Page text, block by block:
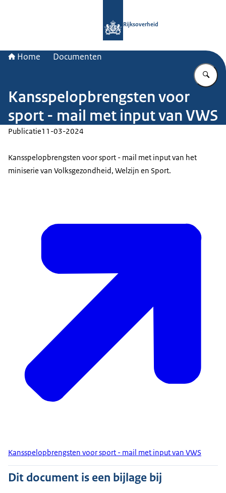
Rijksoverheid
Home Documenten
Kansspelopbrengsten voor
sport - mail met input van VWS
Publicatie11-03-2024
Kansspelopbrengsten voor sport - mail met input van het
miniserie van Volksgezondheid, Welzijn en Sport.
Kansspelopbrengsten voor sport - mail met input van VWS
Dit document is een bijlage bij